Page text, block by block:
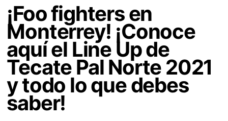
¡Foo fighters en
Monterrey! ¡Conoce
aquí el Line Up de
Tecate Pal Norte 2021
y todo lo que debes
saber!